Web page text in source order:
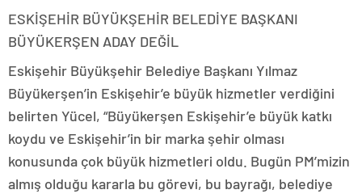
ESKİŞEHİR BÜYÜKŞEHİR BELEDİYE BAŞKANI
BÜYÜKERŞEN ADAY DEĞİL
Eskişehir Büyükşehir Belediye Başkanı Yılmaz
Büyükerşen’in Eskişehir’e büyük hizmetler verdiğini
belirten Yücel, “Büyükerşen Eskişehir’e büyük katkı
koydu ve Eskişehir’in bir marka şehir olması
konusunda çok büyük hizmetleri oldu. Bugün PM’mizin
almış olduğu kararla bu görevi, bu bayrağı, belediye